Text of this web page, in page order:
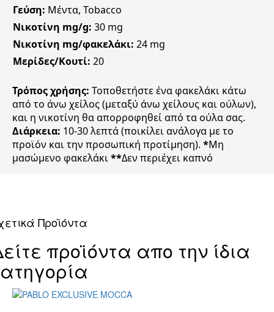
Γεύση: Μέντα, Tobacco
Νικοτίνη mg/g: 30 mg
Νικοτίνη mg/φακελάκι: 24 mg
Μερίδες/Κουτί: 20
Τρόπος χρήσης: Τοποθετήστε ένα φακελάκι κάτω
από το άνω χείλος (μεταξύ άνω χείλους και ούλων),
και η νικοτίνη θα απορροφηθεί από τα ούλα σας.
Διάρκεια: 10-30 λεπτά (ποικίλει ανάλογα με το
προϊόν και την προσωπική προτίμηση).*Μη
μασώμενο φακελάκι**Δεν περιέχει καπνό
Προϊόντα
προϊόντα απο την ίδια